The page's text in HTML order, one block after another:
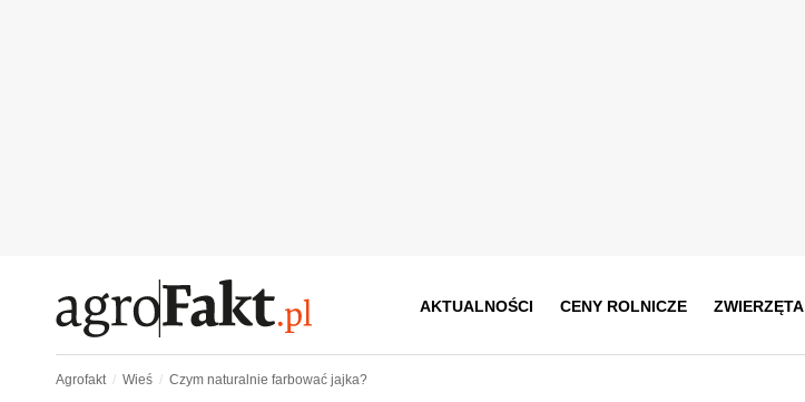
AKTUALNOŚCI CENY ROLNICZE ZWIERZĘTA
Agrofakt Wieś Czym naturalnie farbować jajka?